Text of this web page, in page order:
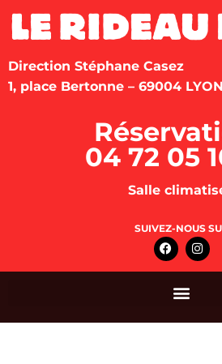
Direction Stéphane Casez
1, place Bertonne – 69004 LYON
04 72 05
Salle
SUIVEZ-NOUS